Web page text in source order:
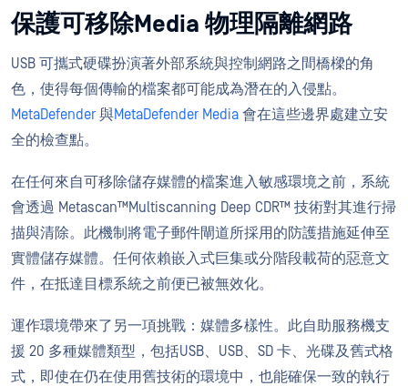
保護可移除Media 物理隔離網路
USB 可攜式硬碟扮演著外部系統與控制網路之間橋樑的角
色，使得每個傳輸的檔案都可能成為潛在的入侵點。
MetaDefender 與MetaDefender Media 會在這些邊界處建立安
全的檢查點。
在任何來自可移除儲存媒體的檔案進入敏感環境之前，系統
會透過 Metascan™Multiscanning Deep CDR™ 技術對其進行掃
描與清除。此機制將電子郵件閘道所採用的防護措施延伸至
實體儲存媒體。任何依賴嵌入式巨集或分階段載荷的惡意文
件，在抵達目標系統之前便已被無效化。
運作環境帶來了另一項挑戰：媒體多樣性。此自助服務機支
援 20 多種媒體類型，包括USB、USB、SD 卡、光碟及舊式格
式，即使在仍在使用舊技術的環境中，也能確保一致的執行